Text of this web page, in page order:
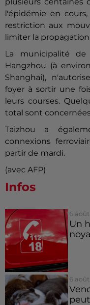
l'épidémie en
restriction aux
limiter la
La municipalité
Hangzhou (à
Shanghai),
foyer à sortir une
leurs courses.
total sont
Taizhou a
connexions
partir de mardi.
(avec AFP)
Infos
6
Un
6